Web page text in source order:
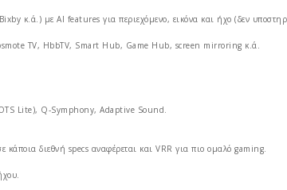
κ.ά.) με AI features για περιεχόμενο, εικόνα και ήχο (δεν
TV, HbbTV, Smart Hub, Game Hub, screen mirroring κ.ά.
Lite), Q‑Symphony, Adaptive Sound.
διεθνή specs αναφέρεται και VRR για πιο ομαλό gaming.